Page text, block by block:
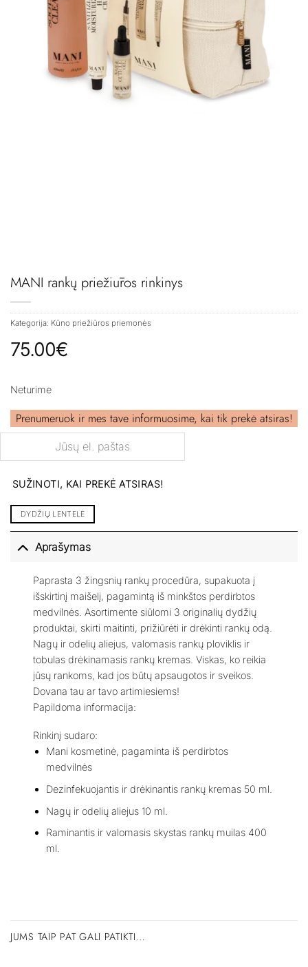
MANI rankų priežiūros rinkinys
Kategorija: Kūno priežiūros priemonės
75.00€
Neturime
Prenumeruok ir mes tave informuosime, kai tik prekė atsiras!
SUŽINOTI, KAI PREKĖ ATSIRAS!
DYDŽIŲ LENTELĖ
Aprašymas
Paprasta 3 žingsnių rankų procedūra, supakuota į
išskirtinį maišelį, pagamintą iš minkštos perdirbtos
medvilnės. Asortimente siūlomi 3 originalių dydžių
produktai, skirti maitinti, prižiūrėti ir drėkinti rankų odą.
Nagų ir odelių aliejus, valomasis rankų ploviklis ir
tobulas drėkinamasis rankų kremas. Viskas, ko reikia
jūsų rankoms, kad jos būtų apsaugotos ir sveikos.
Dovana tau ar tavo artimiesiems!
Papildoma informacija:
Rinkinį sudaro:
Mani kosmetinė, pagaminta iš perdirbtos
medvilnės
Dezinfekuojantis ir drėkinantis rankų kremas 50 ml.
Nagų ir odelių aliejus 10 ml.
Raminantis ir valomasis skystas rankų muilas 400
ml.
JUMS TAIP PAT GALI PATIKTI…